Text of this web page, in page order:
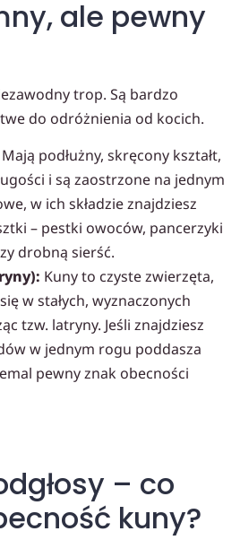
ale pewny
trop. Są bardzo
do odróżnienia od kocich.
Mają podłużny, skręcony kształt,
i są zaostrzone na jednym
w ich składzie znajdziesz
– pestki owoców, pancerzyki
drobną sierść.
Kuny to czyste zwierzęta,
w stałych, wyznaczonych
tzw. latryny. Jeśli znajdziesz
w jednym rogu poddasza
pewny znak obecności
– co
kuny?